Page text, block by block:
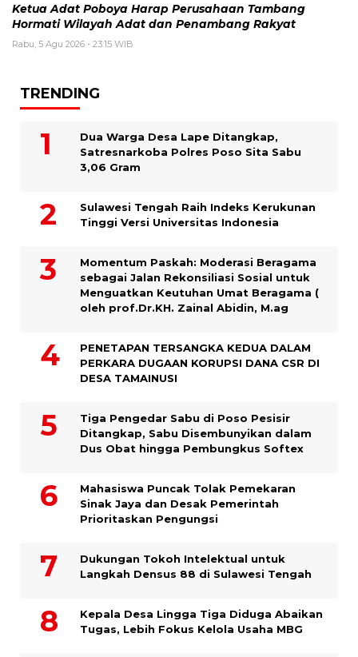
Ketua Adat Poboya Harap Perusahaan Tambang
Hormati Wilayah Adat dan Penambang Rakyat
Rabu, 5 Agu 2026 - 23:15 WIB
TRENDING
Dua Warga Desa Lape Ditangkap,
Satresnarkoba Polres Poso Sita Sabu
3,06 Gram
Sulawesi Tengah Raih Indeks Kerukunan
Tinggi Versi Universitas Indonesia
Momentum Paskah: Moderasi Beragama
sebagai Jalan Rekonsiliasi Sosial untuk
Menguatkan Keutuhan Umat Beragama (
oleh prof.Dr.KH. Zainal Abidin, M.ag
PENETAPAN TERSANGKA KEDUA DALAM
PERKARA DUGAAN KORUPSI DANA CSR DI
DESA TAMAINUSI
Tiga Pengedar Sabu di Poso Pesisir
Ditangkap, Sabu Disembunyikan dalam
Dus Obat hingga Pembungkus Softex
Mahasiswa Puncak Tolak Pemekaran
Sinak Jaya dan Desak Pemerintah
Prioritaskan Pengungsi
Dukungan Tokoh Intelektual untuk
Langkah Densus 88 di Sulawesi Tengah
Kepala Desa Lingga Tiga Diduga Abaikan
Tugas, Lebih Fokus Kelola Usaha MBG